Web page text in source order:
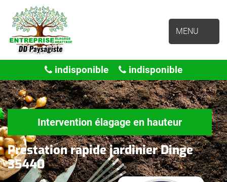
MENU
indisponible indisponible
Intervention élagage en hauteur
Prestation rapide jardinier Dinge
35440